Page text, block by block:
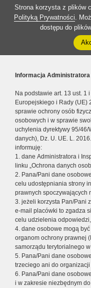
Strona korzysta z plików
Polityką Prywatności.
dostępu do
Informacja Administratora
Na podstawie art. 13 ust. 1
Europejskiego i Rady (UE)
sprawie ochrony osób
osobowych i w sprawie
uchylenia dyrektywy 95/
danych), Dz. U. UE. L.
informuję:
1. dane Administratora i
linku „Ochrona danych
2. Pana/Pani dane
celu udostępniania strony
prawnych spoczywających
3. jeżeli korzysta Pan/Pani
e-mail placówki to zgadza
celu udzielenia odpowiedzi,
4. dane osobowe mogą
organom ochrony prawnej
samorządu terytorialnego
5. Pana/Pani dane
trzeciego ani do
6. Pana/Pani dane
i w zakresie niezbędnym